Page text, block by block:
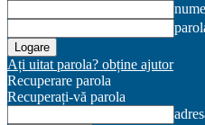
Ați uitat parola? obține ajutor
Recuperare parola
Recuperați-vă parola